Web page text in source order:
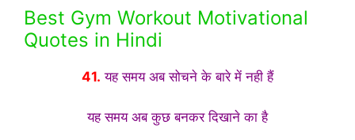
Best Gym Workout Motivational
Quotes in Hindi
41. यह समय अब सोचने के बारे में नही हैं
यह समय अब कुछ बनकर दिखाने का है